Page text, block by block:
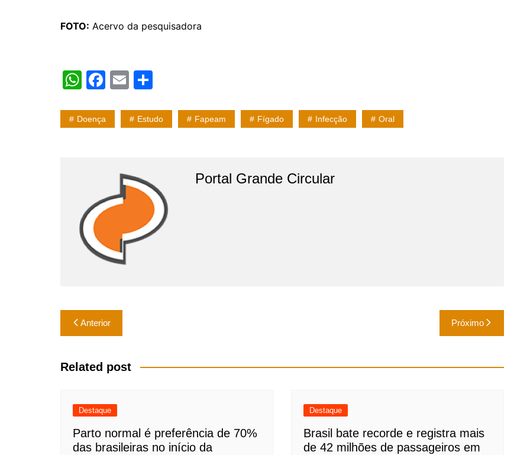
FOTO: Acervo da pesquisadora
W
at
F
c
o
k
E
ai ar
Doença Estudo Fapeam Fígado Infecção Oral
Portal Grande Circular
Navegação
de
Post
Anterior Próximo
Related post
Destaque
Parto normal é preferência de 70%
das brasileiras no início da
Destaque
Brasil bate recorde e registra mais
de 42 milhões de passageiros em